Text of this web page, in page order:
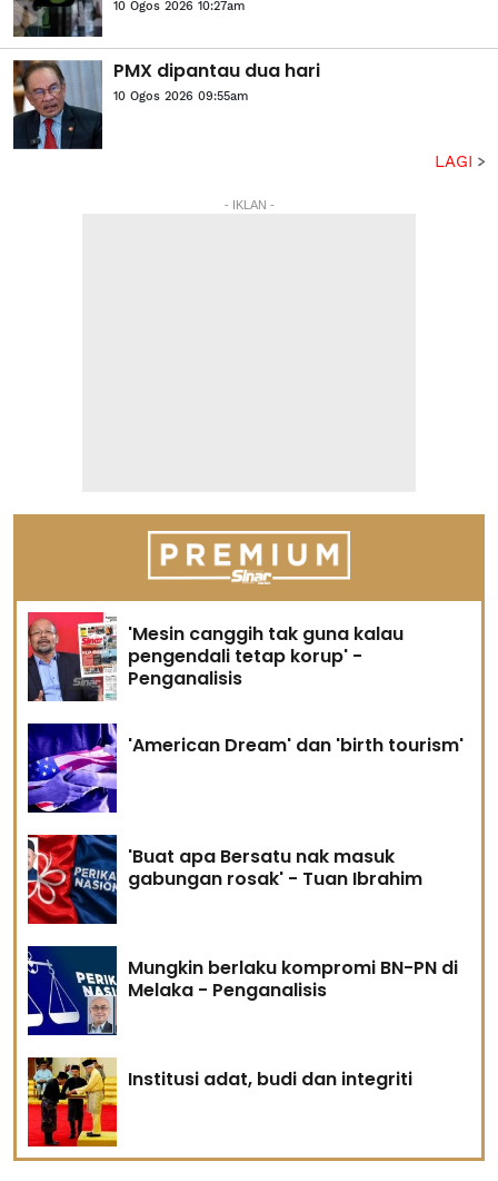
10 Ogos 2026 10:27am
PMX dipantau dua hari
10 Ogos 2026 09:55am
LAGI
- IKLAN -
'Mesin canggih tak guna kalau
pengendali tetap korup' -
Penganalisis
'American Dream' dan 'birth tourism'
'Buat apa Bersatu nak masuk
gabungan rosak' - Tuan Ibrahim
Mungkin berlaku kompromi BN-PN di
Melaka - Penganalisis
Institusi adat, budi dan integriti